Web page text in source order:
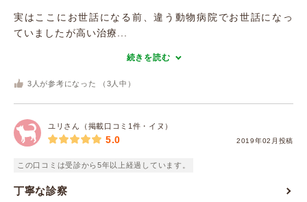
実はここにお世話になる前、違う動物病院でお世話になっ
ていましたが高い治療...
続きを読む
3 人が参考になった （ 3 人中）
ユリさん（掲載口コミ1件・イヌ）
2019年02月投稿
5.0
この口コミは受診から5年以上経過しています。
丁寧な診察